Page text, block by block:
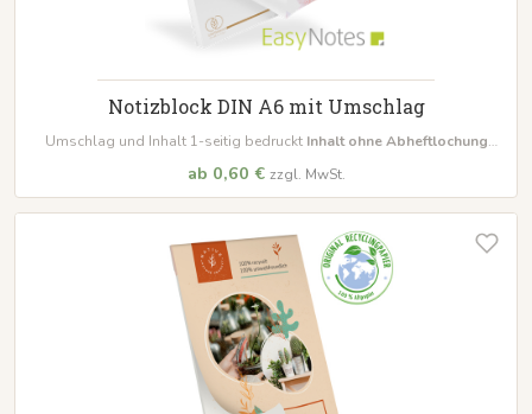
Notizblock DIN A6 mit Umschlag
Umschlag und Inhalt 1-seitig bedruckt Inhalt ohne Abheftlochung
ab 0,60 € zzgl. MwSt.